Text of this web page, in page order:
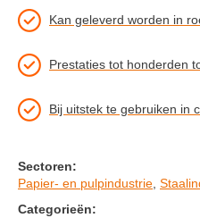
Kan geleverd worden in
Prestaties tot honderden
Bij uitstek te gebruiken in
Sectoren:
Papier- en pulpindustrie
Categorieën: